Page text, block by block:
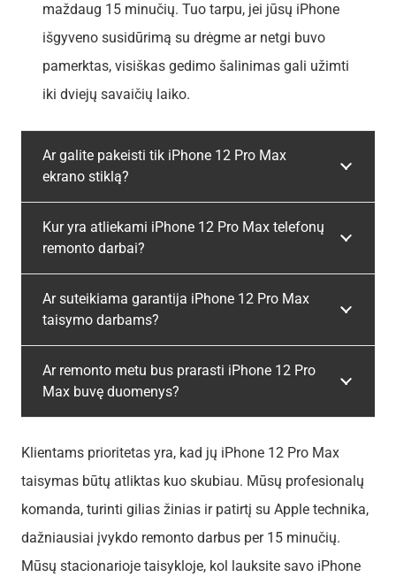
maždaug 15 minučių. Tuo tarpu, jei jūsų iPhone
išgyveno susidūrimą su drėgme ar netgi buvo
pamerktas, visiškas gedimo šalinimas gali užimti
iki dviejų savaičių laiko.
Ar galite pakeisti tik iPhone 12 Pro Max
ekrano stiklą?
Kur yra atliekami iPhone 12 Pro Max telefonų
remonto darbai?
Ar suteikiama garantija iPhone 12 Pro Max
taisymo darbams?
Ar remonto metu bus prarasti iPhone 12 Pro
Max buvę duomenys?
Klientams prioritetas yra, kad jų iPhone 12 Pro Max
taisymas būtų atliktas kuo skubiau. Mūsų profesionalų
komanda, turinti gilias žinias ir patirtį su Apple technika,
dažniausiai įvykdo remonto darbus per 15 minučių.
Mūsų stacionarioje taisykloje, kol lauksite savo iPhone